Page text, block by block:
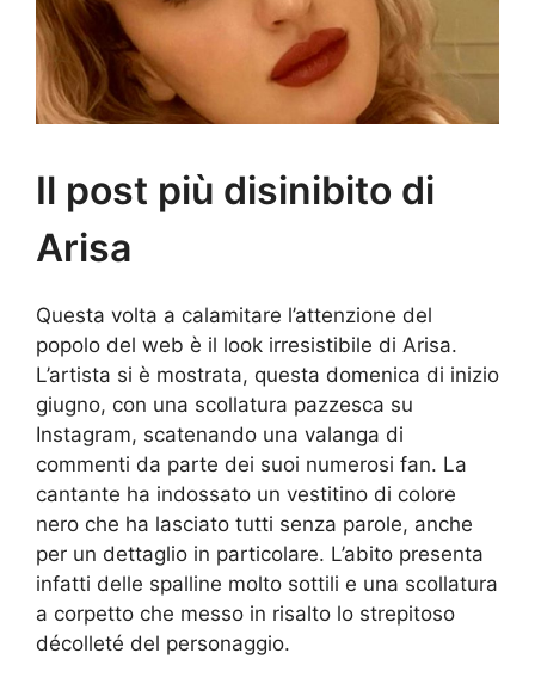
Il post più disinibito di
Arisa
Questa volta a calamitare l’attenzione del
popolo del web è il look irresistibile di Arisa.
L’artista si è mostrata, questa domenica di inizio
giugno, con una scollatura pazzesca su
Instagram, scatenando una valanga di
commenti da parte dei suoi numerosi fan. La
cantante ha indossato un vestitino di colore
nero che ha lasciato tutti senza parole, anche
per un dettaglio in particolare. L’abito presenta
infatti delle spalline molto sottili e una scollatura
a corpetto che messo in risalto lo strepitoso
décolleté del personaggio.